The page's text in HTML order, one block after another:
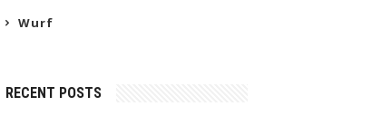
Wurf
RECENT POSTS